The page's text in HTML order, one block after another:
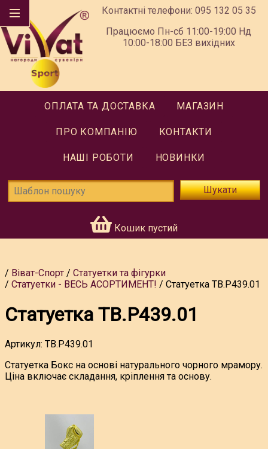
Контактні телефони: 095 132 05 35
Працюємо Пн-сб 11:00-19:00 Нд
10:00-18:00 БЕЗ вихідних
ОПЛАТА ТА ДОСТАВКА МАГАЗИН
ПРО КОМПАНІЮ КОНТАКТИ
НАШІ РОБОТИ НОВИНКИ
Шукати
Кошик пустий
Віват-Спорт
Статуетки та фігурки
Статуетки - ВЕСЬ АСОРТИМЕНТ!
Статуетка TB.P439.01
Статуетка TB.P439.01
Артикул: TB.P439.01
Статуетка Бокс на основі натурального чорного мрамору.
Ціна включає складання, кріплення та основу.